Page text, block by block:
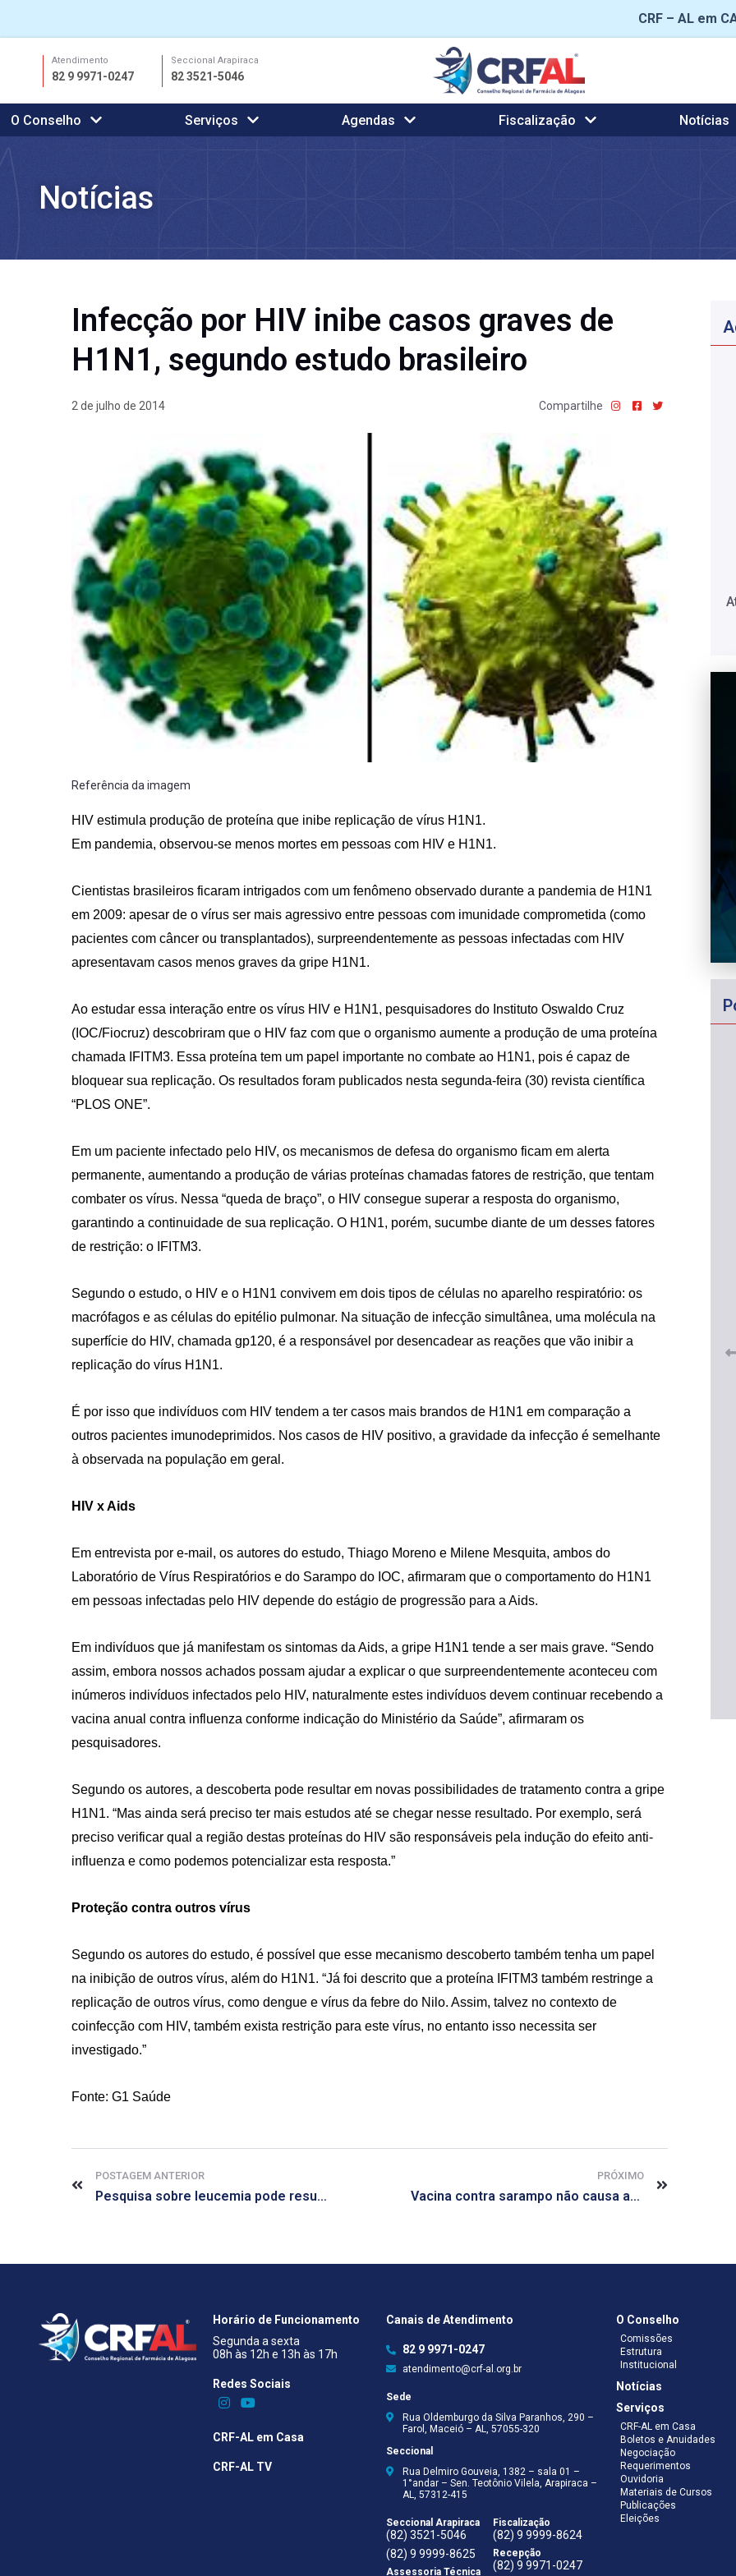
CRF – AL em
conteúdo
Atendimento
82 9 9971-0247
Seccional Arapiraca
82 3521-5046
O Conselho Serviços Agendas Fiscalização Notícias
Notícias
Infecção por HIV inibe casos graves de
H1N1, segundo estudo brasileiro
2 de julho de 2014 Compartilhe
Referência da imagem
HIV estimula produção de proteína que inibe replicação de vírus H1N1.
Em pandemia, observou-se menos mortes em pessoas com HIV e H1N1.
Cientistas brasileiros ficaram intrigados com um fenômeno observado durante a pandemia de H1N1
em 2009: apesar de o vírus ser mais agressivo entre pessoas com imunidade comprometida (como
pacientes com câncer ou transplantados), surpreendentemente as pessoas infectadas com HIV
apresentavam casos menos graves da gripe H1N1.
Ao estudar essa interação entre os vírus HIV e H1N1, pesquisadores do Instituto Oswaldo Cruz
(IOC/Fiocruz) descobriram que o HIV faz com que o organismo aumente a produção de uma proteína
chamada IFITM3. Essa proteína tem um papel importante no combate ao H1N1, pois é capaz de
bloquear sua replicação. Os resultados foram publicados nesta segunda-feira (30) revista científica
“PLOS ONE”.
Em um paciente infectado pelo HIV, os mecanismos de defesa do organismo ficam em alerta
permanente, aumentando a produção de várias proteínas chamadas fatores de restrição, que tentam
combater os vírus. Nessa “queda de braço”, o HIV consegue superar a resposta do organismo,
garantindo a continuidade de sua replicação. O H1N1, porém, sucumbe diante de um desses fatores
de restrição: o IFITM3.
Segundo o estudo, o HIV e o H1N1 convivem em dois tipos de células no aparelho respiratório: os
macrófagos e as células do epitélio pulmonar. Na situação de infecção simultânea, uma molécula na
superfície do HIV, chamada gp120, é a responsável por desencadear as reações que vão inibir a
replicação do vírus H1N1.
É por isso que indivíduos com HIV tendem a ter casos mais brandos de H1N1 em comparação a
outros pacientes imunodeprimidos. Nos casos de HIV positivo, a gravidade da infecção é semelhante
à observada na população em geral.
HIV x Aids
Em entrevista por e-mail, os autores do estudo, Thiago Moreno e Milene Mesquita, ambos do
Laboratório de Vírus Respiratórios e do Sarampo do IOC, afirmaram que o comportamento do H1N1
em pessoas infectadas pelo HIV depende do estágio de progressão para a Aids.
Em indivíduos que já manifestam os sintomas da Aids, a gripe H1N1 tende a ser mais grave. “Sendo
assim, embora nossos achados possam ajudar a explicar o que surpreendentemente aconteceu com
inúmeros indivíduos infectados pelo HIV, naturalmente estes indivíduos devem continuar recebendo a
vacina anual contra influenza conforme indicação do Ministério da Saúde”, afirmaram os
pesquisadores.
Segundo os autores, a descoberta pode resultar em novas possibilidades de tratamento contra a gripe
H1N1. “Mas ainda será preciso ter mais estudos até se chegar nesse resultado. Por exemplo, será
preciso verificar qual a região destas proteínas do HIV são responsáveis pela indução do efeito anti-
influenza e como podemos potencializar esta resposta.”
Proteção contra outros vírus
Segundo os autores do estudo, é possível que esse mecanismo descoberto também tenha um papel
na inibição de outros vírus, além do H1N1. “Já foi descrito que a proteína IFITM3 também restringe a
replicação de outros vírus, como dengue e vírus da febre do Nilo. Assim, talvez no contexto de
coinfecção com HIV, também exista restrição para este vírus, no entanto isso necessita ser
investigado.”
Fonte: G1 Saúde
POSTAGEM ANTERIOR
Pesquisa sobre leucemia pode resultar em novo tratamento de câncer de mama
PRÓXIMO
Vacina contra sarampo não causa autismo, reafirma estudo
CRF-AL reforça importância do
da Anvisa sobre medicamentos à
base de Cannabis
29 de janeiro de 2026
do acesso gratuito à Academia
Virtual de Farmácia
26 de maio de 2026
Horário de Funcionamento
Segunda a sexta
08h às 12h e 13h às 17h
Redes Sociais​
CRF-AL em Casa
CRF-AL TV
Canais de Atendimento
82 9 9971-0247
atendimento@crf-al.org.br
Sede
Rua Oldemburgo da Silva Paranhos, 290 –
Farol, Maceió – AL, 57055-320
Seccional
Rua Delmiro Gouveia, 1382 – sala 01 –
1°andar – Sen. Teotônio Vilela, Arapiraca –
AL, 57312-415
Seccional Arapiraca
(82) 3521-5046
(82) 9 9999-8625
Assessoria Técnica
Fiscalização
(82) 9 9999-8624
Recepção
(82) 9 9971-0247
O Conselho
Comissões
Estrutura
Institucional
Notícias
Serviços
CRF-AL em Casa
Boletos e Anuidades
Negociação
Requerimentos
Ouvidoria
Materiais de Cursos
Publicações
Eleições